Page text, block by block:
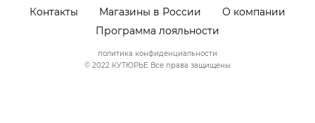
Контакты
Магазины в России
О компании
Программа лояльности
© 2022 КУТЮРЬЕ Все права защищены
политика конфиденциальности